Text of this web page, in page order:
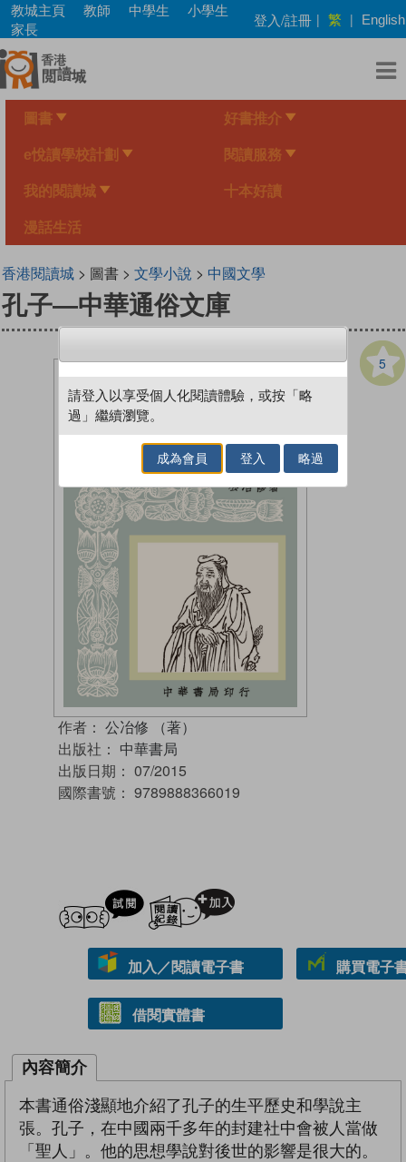
Skip
main
content
教城主頁 教師 中學生
小學生
家長
登入/註冊 | 繁 | English
圖書 好書推介
e悅讀學校計劃 閱讀服務
我的閱讀城 十本好讀
漫話生活
香港閱讀城> 圖書 > 文學小說 > 中國文學
孔子—中華通俗文庫
5
作者： 公冶修 （著）
出版社： 中華書局
出版日期： 07/2015
國際書號： 9789888366019
試閲
加入／閱讀電子書 購買電子
借閱實體書
內容簡介
本書通俗淺顯地介紹了孔子的生平歷史和學說主
張。孔子，在中國兩千多年的封建社中會被人當做
「聖人」。他的思想學說對後世的影響是很大的。
請登入以享受個人化閱讀體驗，或按「略
過」繼續瀏覽。
成為會員 登入 略過